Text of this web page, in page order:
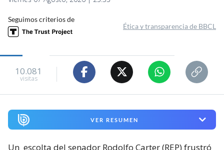
Seguimos criterios de
Ética y transparencia de BBCL
10.081
visitas
VER RESUMEN
Un escolta del senador Rodolfo Carter (REP) frustró